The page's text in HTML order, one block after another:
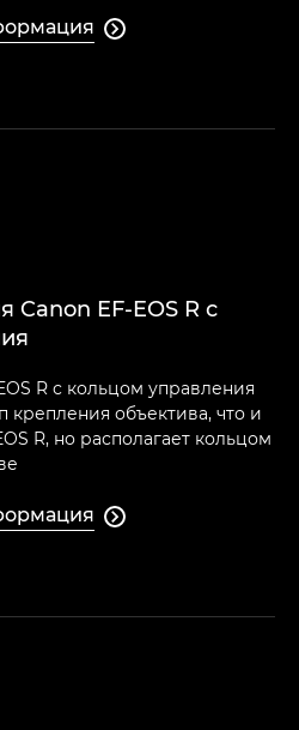

Canon EF-EOS R с
R с кольцом управления
крепления объектива, что и
R, но располагает кольцом
